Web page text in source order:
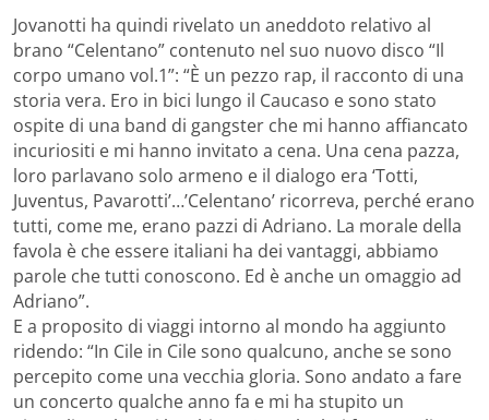
Jovanotti ha quindi rivelato un aneddoto relativo al
brano “Celentano” contenuto nel suo nuovo disco “Il
corpo umano vol.1”: “È un pezzo rap, il racconto di una
storia vera. Ero in bici lungo il Caucaso e sono stato
ospite di una band di gangster che mi hanno affiancato
incuriositi e mi hanno invitato a cena. Una cena pazza,
loro parlavano solo armeno e il dialogo era ‘Totti,
Juventus, Pavarotti’…’Celentano’ ricorreva, perché erano
tutti, come me, erano pazzi di Adriano. La morale della
favola è che essere italiani ha dei vantaggi, abbiamo
parole che tutti conoscono. Ed è anche un omaggio ad
Adriano”.
E a proposito di viaggi intorno al mondo ha aggiunto
ridendo: “In Cile in Cile sono qualcuno, anche se sono
percepito come una vecchia gloria. Sono andato a fare
un concerto qualche anno fa e mi ha stupito un